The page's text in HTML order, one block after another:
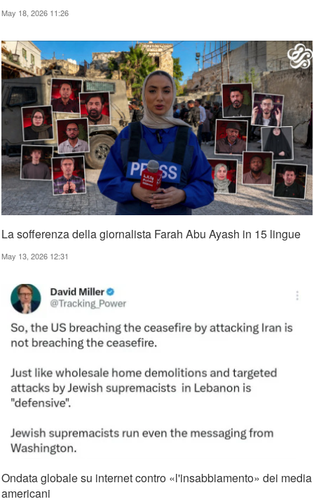
May 18, 2026 11:26
La sofferenza della giornalista Farah Abu Ayash in 15 lingue
May 13, 2026 12:31
Ondata globale su internet contro «l'insabbiamento» dei media
americani